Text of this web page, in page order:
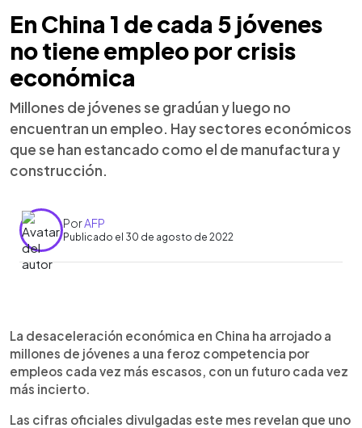
En China 1 de cada 5 jóvenes
no tiene empleo por crisis
económica
Millones de jóvenes se gradúan y luego no
encuentran un empleo. Hay sectores económicos
que se han estancado como el de manufactura y
construcción.
PorAFP
Publicado el 30 de agosto de 2022
Escuchar artículo
La desaceleración económica en China ha arrojado a
millones de jóvenes a una feroz competencia por
empleos cada vez más escasos, con un futuro cada vez
más incierto.
Las cifras oficiales divulgadas este mes revelan que uno